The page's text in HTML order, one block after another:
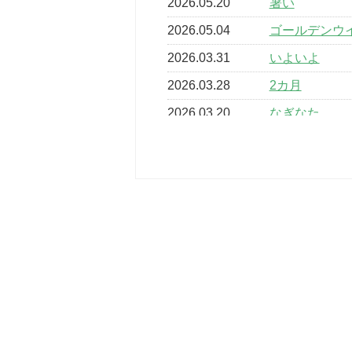
2026.05.04 ゴールデンウ
2026.03.31 いよいよ
2026.03.28 2カ月
2026.03.20 なぎなた